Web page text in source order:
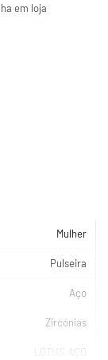
em loja
Mulher
Pulseira
Aço
Zircónias
LOTUS AÇO